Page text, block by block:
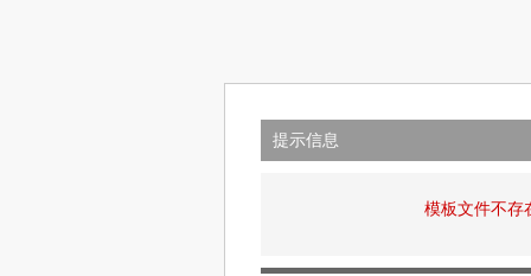
提示信息
模板文件不存